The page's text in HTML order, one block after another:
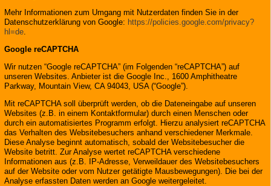
Mehr Informationen zum Umgang mit Nutzerdaten finden Sie in der
Datenschutzerklärung von Google: https://policies.google.com/privacy?
hl=de
Google reCAPTCHA
Wir nutzen “Google reCAPTCHA” (im Folgenden “reCAPTCHA”) auf
unseren Websites. Anbieter ist die Google Inc., 1600 Amphitheatre
Parkway, Mountain View, CA 94043, USA (“Google”).
Mit reCAPTCHA soll überprüft werden, ob die Dateneingabe auf unseren
Websites (z.B. in einem Kontaktformular) durch einen Menschen oder
durch ein automatisiertes Programm erfolgt. Hierzu analysiert reCAPTCHA
das Verhalten des Websitebesuchers anhand verschiedener Merkmale.
Diese Analyse beginnt automatisch, sobald der Websitebesucher die
Website betritt. Zur Analyse wertet reCAPTCHA verschiedene
Informationen aus (z.B. IP-Adresse, Verweildauer des Websitebesuchers
auf der Website oder vom Nutzer getätigte Mausbewegungen). Die bei der
Analyse erfassten Daten werden an Google weitergeleitet.